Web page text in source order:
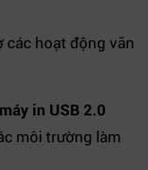
các hoạt động văn
in USB 2.0
môi trường làm